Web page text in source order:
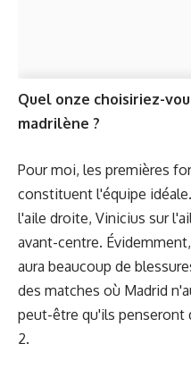
Quel onze choisiriez-
madrilène ?
Pour moi, les premières
constituent l'équipe
l'aile droite, Vinicius sur
avant-centre.
aura beaucoup de
des matches où Madrid
peut-être qu'ils penseront
2.